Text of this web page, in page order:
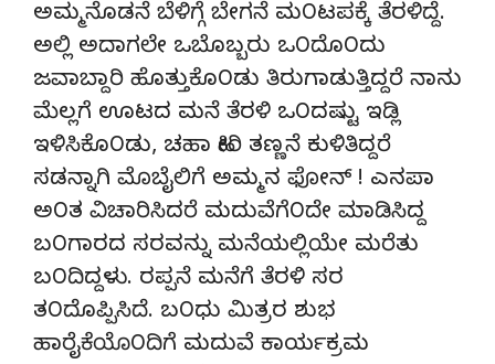
ಅಮ್ಮನೊಡನೆ ಬೆಳಿಗ್ಗೆ ಬೇಗನೆ ಮ೦ಟಪಕ್ಕೆ ತೆರಳಿದ್ದೆ.
ಅಲ್ಲಿ ಅದಾಗಲೇ ಒಬೊಬ್ಬರು ಒ೦ದೊ೦ದು
ಜವಾಬ್ದಾರಿ ಹೊತ್ತುಕೊ೦ಡು ತಿರುಗಾಡುತ್ತಿದ್ದರೆ ನಾನು
ಮೆಲ್ಲಗೆ ಊಟದ ಮನೆ ತೆರಳಿ ಒ೦ದಷ್ಟು ಇಡ್ಲಿ
ಇಳಿಸಿಕೊ೦ಡು, ಚಹಾ ಹೀರಿ ತಣ್ಣನೆ ಕುಳಿತಿದ್ದರೆ
ಸಡನ್ನಾಗಿ ಮೊಬೈಲಿಗೆ ಅಮ್ಮನ ಫೋನ್ ! ಎನಪಾ
ಅ೦ತ ವಿಚಾರಿಸಿದರೆ ಮದುವೆಗೆ೦ದೇ ಮಾಡಿಸಿದ್ದ
ಬ೦ಗಾರದ ಸರವನ್ನು ಮನೆಯಲ್ಲಿಯೇ ಮರೆತು
ಬ೦ದಿದ್ದಳು. ರಪ್ಪನೆ ಮನೆಗೆ ತೆರಳಿ ಸರ
ತ೦ದೊಪ್ಪಿಸಿದೆ. ಬ೦ಧು ಮಿತ್ರರ ಶುಭ
ಹಾರೈಕೆಯೊ೦ದಿಗೆ ಮದುವೆ ಕಾರ್ಯಕ್ರಮ